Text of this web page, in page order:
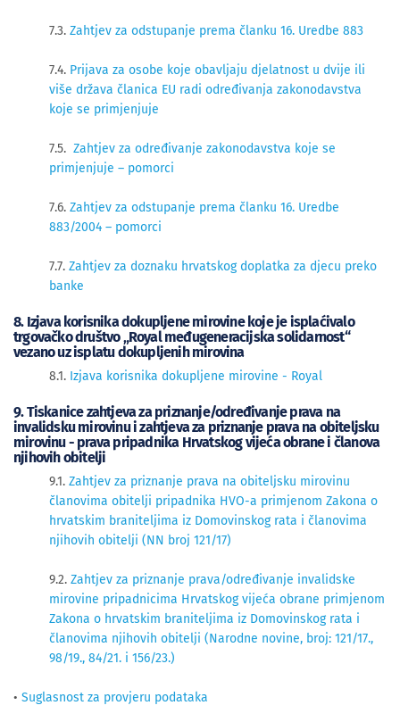
7.3. Zahtjev za odstupanje prema članku 16. Uredbe 883
7.4. Prijava za osobe koje obavljaju djelatnost u dvije ili
više država članica EU radi određivanja zakonodavstva
koje se primjenjuje
7.5. Zahtjev za određivanje zakonodavstva koje se
primjenjuje – pomorci
7.6. Zahtjev za odstupanje prema članku 16. Uredbe
883/2004 – pomorci
7.7. Zahtjev za doznaku hrvatskog doplatka za djecu preko
banke
8. Izjava korisnika dokupljene mirovine koje je isplaćivalo
trgovačko društvo „Royal međugeneracijska solidarnost“
vezano uz isplatu dokupljenih mirovina
8.1. Izjava korisnika dokupljene mirovine - Royal
9. Tiskanice zahtjeva za priznanje/određivanje prava na
invalidsku mirovinu i zahtjeva za priznanje prava na obiteljsku
mirovinu - prava pripadnika Hrvatskog vijeća obrane i članova
njihovih obitelji
9.1. Zahtjev za priznanje prava na obiteljsku mirovinu
članovima obitelji pripadnika HVO-a primjenom Zakona o
hrvatskim braniteljima iz Domovinskog rata i članovima
njihovih obitelji (NN broj 121/17)
9.2. Zahtjev za priznanje prava/određivanje invalidske
mirovine pripadnicima Hrvatskog vijeća obrane primjenom
Zakona o hrvatskim braniteljima iz Domovinskog rata i
članovima njihovih obitelji (Narodne novine, broj: 121/17.,
98/19., 84/21. i 156/23.)
• Suglasnost za provjeru podataka